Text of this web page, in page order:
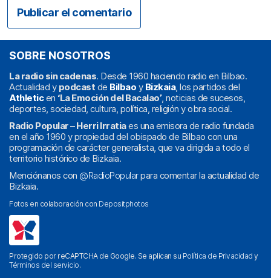
SOBRE NOSOTROS
La radio sin cadenas. Desde 1960 haciendo radio en Bilbao.
Actualidad y podcast de Bilbao y Bizkaia, los partidos del
Athleticen ‘La Emoción del Bacalao’, noticias de sucesos,
deportes, sociedad, cultura, política, religión y obra social.
Radio Popular – Herri Irratiaes una emisora de radio fundada
en el año 1960 y propiedad del obispado de Bilbao con una
programación de carácter generalista, que va dirigida a todo el
territorio histórico de Bizkaia.
Menciónanos con @RadioPopularpara comentar la actualidad de
Bizkaia.
Fotos en colaboración con Depositphotos
Protegido por reCAPTCHA de Google. Se aplican su Política de Privacidad y
Términos del servicio.